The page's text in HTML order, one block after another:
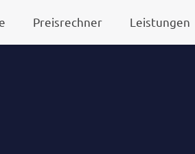
Preisrechner Leistungen